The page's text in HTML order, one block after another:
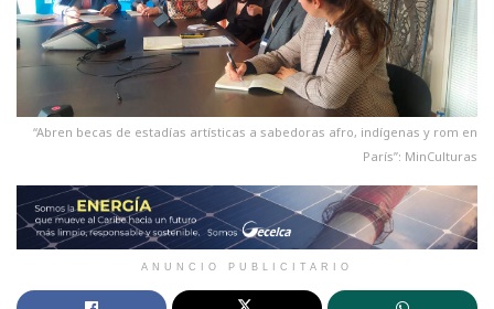
“Abren becas de estadías artísticas a sabedoras afro, indígenas y rom en
París”: MinCulturas
ANUNCIO PUBLICITARIO